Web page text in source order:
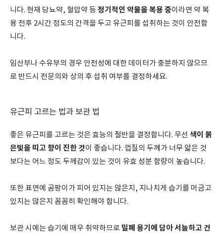
니다. 현재 당뇨약, 혈압약 등 정기적인 약물을 복용 중이라면 약 복
용 전후 2시간 정도의 간격을 두고 유근피를 섭취하는 것이 안전합
니다.
임산부나 수유부의 경우 안전성에 대한 데이터가 충분하지 않으므
로 반드시 전문의와 상의 후 섭취 여부를 결정하세요.
유근피 고르는 법과 보관 법
좋은 유근피를 고르는 것은 효능의 절반을 결정합니다. 우선 색이 붉
은빛을 띠고 향이 진한 것이 좋습니다. 껍질의 두께가 너무 얇은 것
보다는 어느 정도 두께감이 있는 것이 유효 성분 함량이 높습니다.
또한 표면에 곰팡이가 피어 있지는 않은지, 지나치게 습기를 머금고
있지는 않은지 꼼꼼히 확인해야 합니다.
보관 시에는 습기에 매우 취약하므로 밀폐 용기에 담아 서늘하고 건